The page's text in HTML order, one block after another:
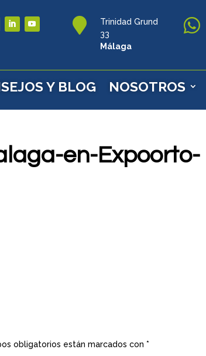

Trinidad Grund
33
Málaga

Y BLOG NOSOTROS
en-Expoorto-
obligatorios están marcados con*